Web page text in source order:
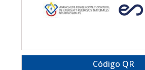
Código QR